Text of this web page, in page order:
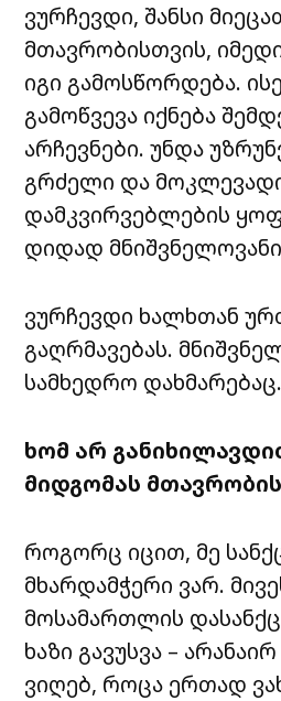
ვურჩევდი, შანსი
მთავრობისთვის,
იგი გამოსწორდება.
გამოწვევა იქნება
არჩევნები. უნდა
გრძელი და
დამკვირვებლების
დიდად მნიშვნელოვანი
ვურჩევდი ხალხთან
გაღრმავებას.
სამხედრო დახმარებაც.
ხომ არ
მიდგომას
როგორც იცით, მე
მხარდამჭერი ვარ.
მოსამართლის
ხაზი გავუსვა –
ვიღებ, როცა ერთად